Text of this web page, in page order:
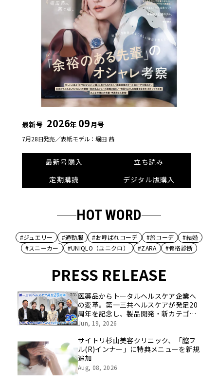
最新号 2026年 09月号
7月28日発売／表紙モデル：堀田 茜
最新号購入
立ち読み
定期購読
デジタル版購入
HOT WORD
#ジュエリー #通勤服 #お呼ばれコーデ #旅コーデ
#結婚
#スニーカー
#UNIQLO（ユニクロ） #ZARA #骨格診断
PRESS RELEASE
医薬品からトータルヘルスケア企業へ
の変革。第一三共ヘルスケアが発足20
周年を記念し、製品開発・新カテゴリ
挑戦の舞台や旧社統合時のエピソード
像を公開！
Jun, 19, 2026
サイトリ杉山美容クリニック、「膣フ
ル(R)インナー」に特典メニューを新規
追加
Aug, 08, 2026